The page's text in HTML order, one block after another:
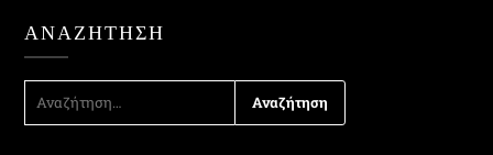
ΑΝΑΖΉΤΗΣΗ
ΑΝΑΖΉΤΗΣΗ
ΓΙΑ: